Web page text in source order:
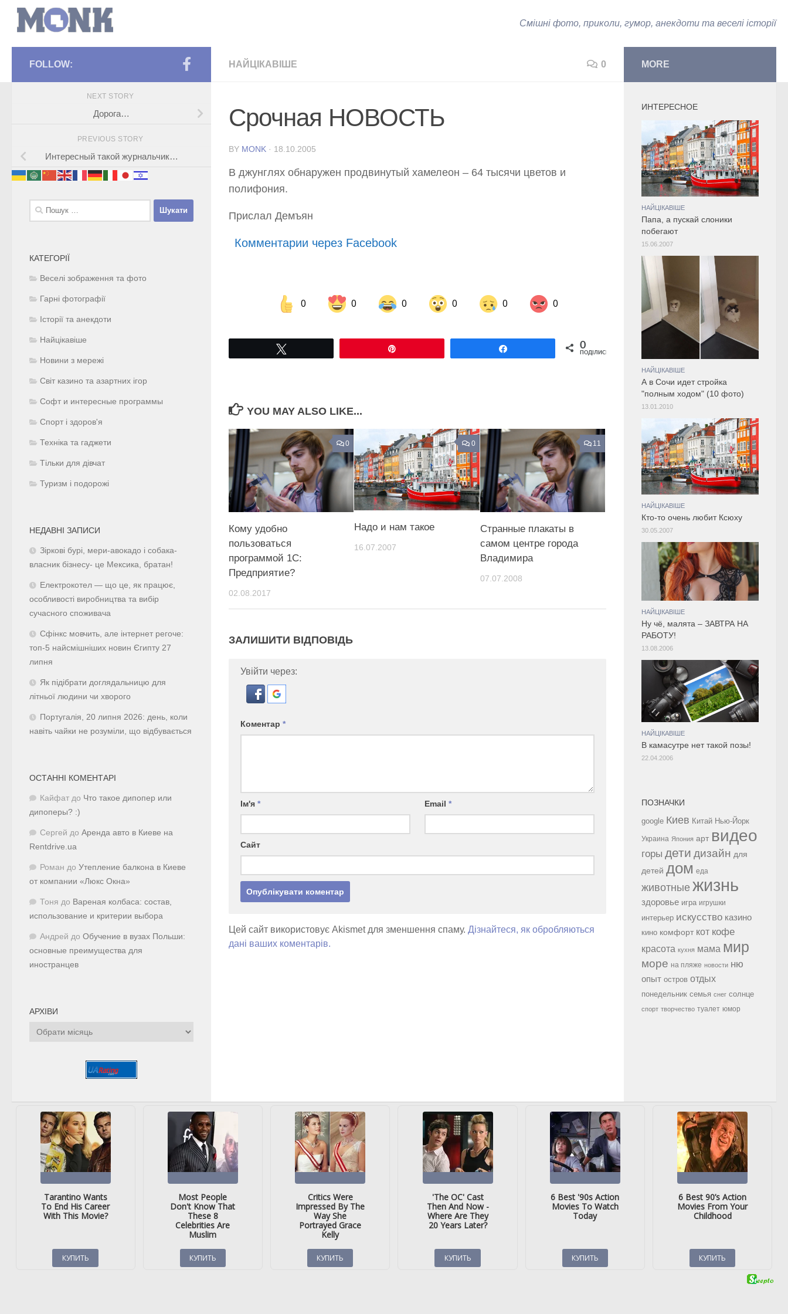
Смішні фото, приколи, гумор, анекдоти та веселі історії
НАЙЦІКАВІШЕ 0
Срочная НОВОСТЬ
BY MONK · 18.10.2005
В джунглях обнаружен продвинутый хамелеон – 64 тысячи цветов и
полифония.
Прислал Демъян
Комментарии через Facebook
0 0 0 0 0 0
Share on Facebook Share on LinkedIn Share on Twitter 0
ПОДІЛИСЬ
YOU MAY ALSO LIKE...
0
Кому удобно
пользоваться
программой 1С:
Предприятие?
02.08.2017
0
Надо и нам такое
16.07.2007
11
Странные плакаты в
самом центре города
Владимира
07.07.2008
ЗАЛИШИТИ ВІДПОВІДЬ
Увійти через:
Коментар *
Ім'я * Email*
Сайт
Цей сайт використовує Akismet для зменшення спаму. Дізнайтеся, як обробляються
дані ваших коментарів.
FOLLOW:
NEXT STORY
Дорога…
PREVIOUS STORY
Интересный такой журнальчик…
Пошук:
КАТЕГОРІЇ
Веселі зображення та фото
Гарні фотографії
Історії та анекдоти
Найцікавіше
Новини з мережі
Світ казино та азартних ігор
Софт и интересные программы
Спорт і здоров'я
Техніка та гаджети
Тільки для дівчат
Туризм і подорожі
НЕДАВНІ ЗАПИСИ
Зіркові бурі, мери-авокадо і собака-
власник бізнесу- це Мексика, братан!
Електрокотел — що це, як працює,
особливості виробництва та вибір
сучасного споживача
Сфінкс мовчить, але інтернет регоче:
топ-5 найсмішніших новин Єгипту 27
липня
Як підібрати доглядальницю для
літньої людини чи хворого
Португалія, 20 липня 2026: день, коли
навіть чайки не розуміли, що відбувається
ОСТАННІ КОМЕНТАРІ
Кайфат до Что такое дипопер или
дипоперы? :)
Сергей до Аренда авто в Киеве на
Rentdrive.ua
Роман до Утепление балкона в Киеве
от компании «Люкс Окна»
Тоня до Вареная колбаса: состав,
использование и критерии выбора
Андрей до Обучение в вузах Польши:
основные преимущества для
иностранцев
АРХІВИ
Архіви
MORE
ИНТЕРЕСНОЕ
НАЙЦІКАВІШЕ
Папа, а пускай слоники
побегают
15.06.2007
НАЙЦІКАВІШЕ
А в Сочи идет стройка
"полным ходом" (10 фото)
13.01.2010
НАЙЦІКАВІШЕ
Кто-то очень любит Ксюху
30.05.2007
НАЙЦІКАВІШЕ
Ну чё, малята – ЗАВТРА НА
РАБОТУ!
13.08.2006
НАЙЦІКАВІШЕ
В камасутре нет такой позы!
22.04.2006
ПОЗНАЧКИ
google Киев Китай Нью-Йорк
Украина Япония арт видео
горы дети дизайн для
детей дом еда
животные жизнь
здоровье игра игрушки
интерьер искусство казино
кино комфорт кот кофе
красота кухня мама мир
море на пляже новости ню
опыт остров отдых
понедельник семья снег солнце
спорт творчество туалет юмор